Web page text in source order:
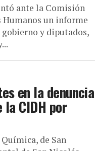
ante la Comisión
Humanos un informe
y diputados,
en la denuncia
CIDH por
de San